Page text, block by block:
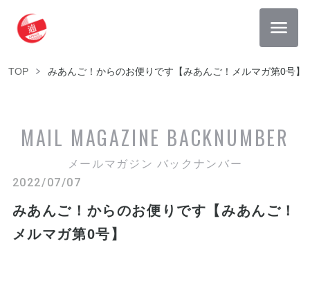
TOP みあんご！からのお便りです【みあんご！メルマガ第0号】
MAIL MAGAZINE BACKNUMBER
メールマガジン バックナンバー
2022/07/07
みあんご！からのお便りです【みあんご！
メルマガ第0号】